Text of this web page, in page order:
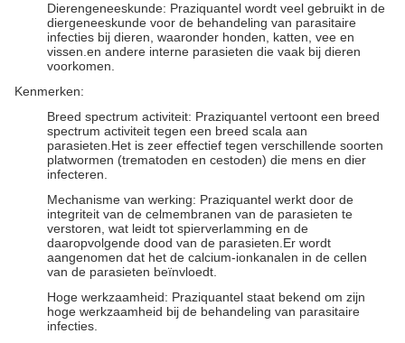
Dierengeneeskunde: Praziquantel wordt veel gebruikt in de
diergeneeskunde voor de behandeling van parasitaire
infecties bij dieren, waaronder honden, katten, vee en
vissen.en andere interne parasieten die vaak bij dieren
voorkomen.
Kenmerken:
Breed spectrum activiteit: Praziquantel vertoont een breed
spectrum activiteit tegen een breed scala aan
parasieten.Het is zeer effectief tegen verschillende soorten
platwormen (trematoden en cestoden) die mens en dier
infecteren.
Mechanisme van werking: Praziquantel werkt door de
integriteit van de celmembranen van de parasieten te
verstoren, wat leidt tot spierverlamming en de
daaropvolgende dood van de parasieten.Er wordt
aangenomen dat het de calcium-ionkanalen in de cellen
van de parasieten beïnvloedt.
Hoge werkzaamheid: Praziquantel staat bekend om zijn
hoge werkzaamheid bij de behandeling van parasitaire
infecties.